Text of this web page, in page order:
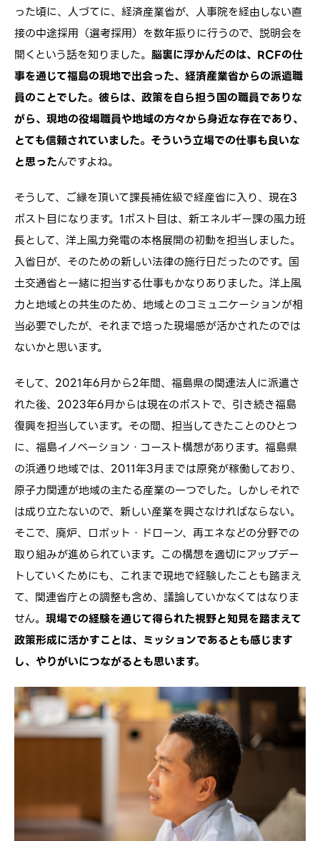
った頃に、人づてに、経済産業省が、人事院を経由しない直
接の中途採用（選考採用）を数年振りに行うので、説明会を
開くという話を知りました。 脳裏に浮かんだのは、RCFの仕
事を通じて福島の現地で出会った、経済産業省からの派遣職
員のことでした。彼らは、政策を自ら担う国の職員でありな
がら、現地の役場職員や地域の方々から身近な存在であり、
とても信頼されていました。そういう立場での仕事も良いな
と思ったんですよね。
そうして、ご縁を頂いて課長補佐級で経産省に入り、現在3
ポスト目になります。1ポスト目は、新エネルギー課の風力班
長として、洋上風力発電の本格展開の初動を担当しました。
入省日が、そのための新しい法律の施行日だったのです。国
土交通省と一緒に担当する仕事もかなりありました。洋上風
力と地域との共生のため、地域とのコミュニケーションが相
当必要でしたが、それまで培った現場感が活かされたのでは
ないかと思います。
そして、2021年6月から2年間、福島県の関連法人に派遣さ
れた後、2023年6月からは現在のポストで、引き続き福島
復興を担当しています。その間、担当してきたことのひとつ
に、福島イノベーション・コースト構想があります。福島県
の浜通り地域では、2011年3月までは原発が稼働しており、
原子力関連が地域の主たる産業の一つでした。しかしそれで
は成り立たないので、新しい産業を興さなければならない。
そこで、廃炉、ロボット・ドローン、再エネなどの分野での
取り組みが進められています。この構想を適切にアップデー
トしていくためにも、これまで現地で経験したことも踏まえ
て、関連省庁との調整も含め、議論していかなくてはなりま
せん。 現場での経験を通じて得られた視野と知見を踏まえて
政策形成に活かすことは、ミッションであるとも感じます
し、やりがいにつながるとも思います。